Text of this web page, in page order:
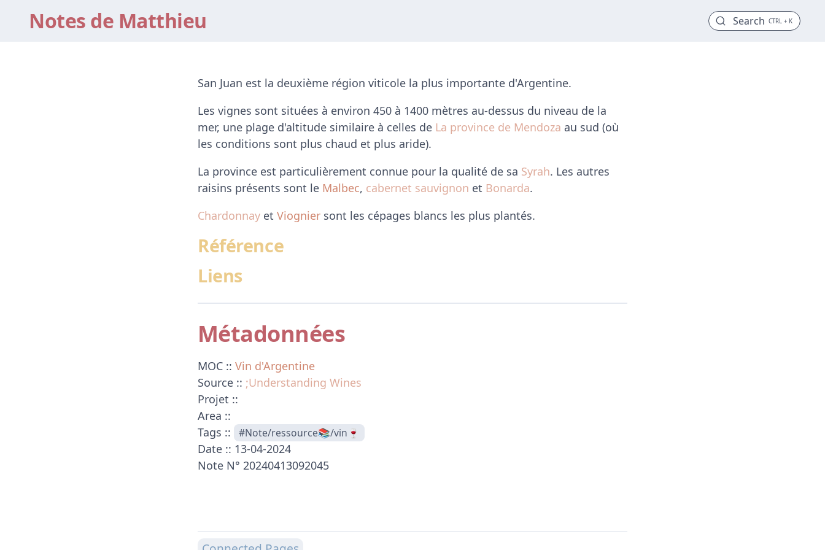
Notes de Matthieu Search CTRL + K
San Juan est la deuxième région viticole la plus importante d'Argentine.
Les vignes sont situées à environ 450 à 1400 mètres au-dessus du niveau de la
mer, une plage d'altitude similaire à celles de La province de Mendoza au sud (où
les conditions sont plus chaud et plus aride).
La province est particulièrement connue pour la qualité de sa Syrah. Les autres
raisins présents sont le Malbec, cabernet sauvignon et Bonarda.
Chardonnay et Viognier sont les cépages blancs les plus plantés.
Référence
Liens
Métadonnées
MOC :: Vin d'Argentine
Source :: ;Understanding Wines
Projet ::
Area ::
Tags ::
#Note/ressource📚/vin🍷
Date :: 13-04-2024
Note N° 20240413092045